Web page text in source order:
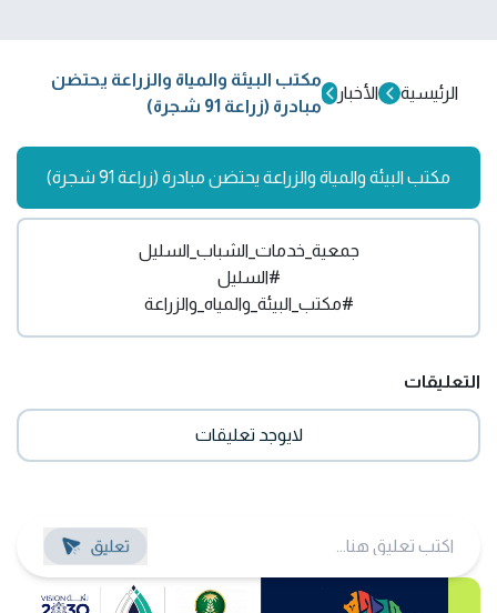
الرئيسية الأخبار
مكتب البيئة والمياة والزراعة يحتضن
مبادرة (زراعة 91 شجرة)
مكتب البيئة والمياة والزراعة يحتضن مبادرة (زراعة 91 شجرة)
جمعية_خدمات_الشباب_السليل
#السليل
#مكتب_البيئة_والمياه_والزراعة
التعليقات
لايوجد تعليقات